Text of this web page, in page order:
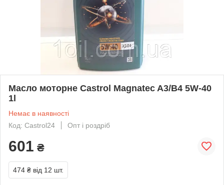
Масло моторне Castrol Magnatec A3/В4 5W-40
1l
Немає в наявності
Код: Castrol24
Опт і роздріб
601 ₴
474 ₴ від 12 шт.